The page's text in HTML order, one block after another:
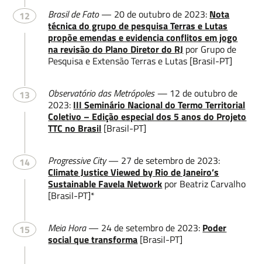
12 Brasil de Fato— 20 de outubro de 2023: Nota
técnica do grupo de pesquisa Terras e Lutas
propõe emendas e evidencia conflitos em jogo
na revisão do Plano Diretor do RJ por Grupo de
Pesquisa e Extensão Terras e Lutas [Brasil-PT]
13 Observatório das Metrópoles — 12 de outubro de
2023: III Seminário Nacional do Termo Territorial
Coletivo – Edição especial dos 5 anos do Projeto
TTC no Brasil [Brasil-PT]
14 Progressive City— 27 de setembro de 2023:
Climate Justice Viewed by Rio de Janeiro’s
Sustainable Favela Network por Beatriz Carvalho
[Brasil-PT]*
15 Meia Hora— 24 de setembro de 2023: Poder
social que transforma [Brasil-PT]